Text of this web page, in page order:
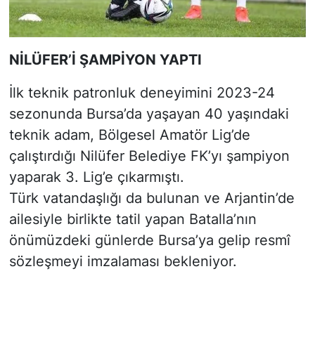
NİLÜFER’İ ŞAMPİYON YAPTI
İlk teknik patronluk deneyimini 2023-24
sezonunda Bursa’da yaşayan 40 yaşındaki
teknik adam, Bölgesel Amatör Lig’de
çalıştırdığı Nilüfer Belediye FK’yı şampiyon
yaparak 3. Lig’e çıkarmıştı.
Türk vatandaşlığı da bulunan ve Arjantin’de
ailesiyle birlikte tatil yapan Batalla’nın
önümüzdeki günlerde Bursa’ya gelip resmî
sözleşmeyi imzalaması bekleniyor.